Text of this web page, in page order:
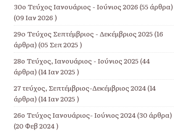
30ο Τεύχος Ιανουάριος - Ιούνιος 2026 (55 άρθρα)
(09 Ιαν 2026 )
29o Τεύχος Σεπτέμβριος - Δεκέμβριος 2025 (16
άρθρα) (05 Σεπ 2025 )
28ο Τεύχος, Ιανουάριος - Ιούνιος 2025 (44
άρθρα) (14 Ιαν 2025 )
27 τεύχος, Σεπτέμβριος-Δεκέμβριος 2024(14
άρθρα) (14 Ιαν 2025 )
26ο Τεύχος Ιανουάριος- Ιούνιος 2024(30 άρθρα)
(20 Φεβ 2024 )